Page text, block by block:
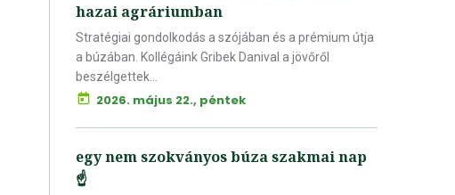
hazai agráriumban
Stratégiai gondolkodás a szójában és a prémium útja
a búzában. Kollégáink Gribek Danival a jövőről
beszélgettek...
2026. május 22., péntek
egy nem szokványos búza szakmai nap
☝️